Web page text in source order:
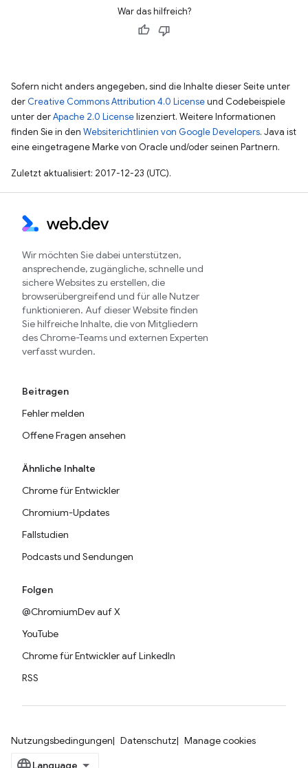
War das hilfreich?
Sofern nicht anders angegeben, sind die Inhalte dieser Seite unter
der Creative Commons Attribution 4.0 Licenseund Codebeispiele
unter derApache 2.0 Licenselizenziert. Weitere Informationen
finden Sie in den Websiterichtlinien von Google Developers. Java ist
eine eingetragene Marke von Oracle und/oder seinen Partnern.
Zuletzt aktualisiert: 2017-12-23 (UTC).
Wir möchten Sie dabei unterstützen,
ansprechende, zugängliche, schnelle und
sichere Websites zu erstellen, die
browserübergreifend und für alle Nutzer
funktionieren. Auf dieser Website finden
Sie hilfreiche Inhalte, die von Mitgliedern
des Chrome-Teams und externen Experten
verfasst wurden.
Beitragen
Fehler melden
Offene Fragen ansehen
Ähnliche Inhalte
Chrome für Entwickler
Chromium-Updates
Fallstudien
Podcasts und Sendungen
Folgen
@ChromiumDev auf X
YouTube
Chrome für Entwickler auf LinkedIn
RSS
Nutzungsbedingungen Datenschutz Manage cookies